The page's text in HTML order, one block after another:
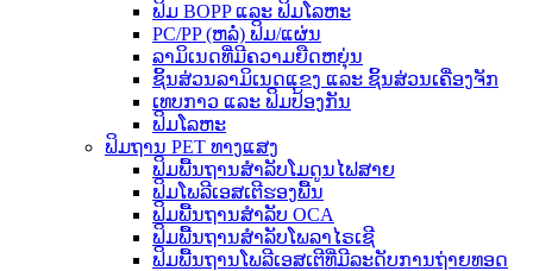
ຟິມ BOPP ແລະ ຟິມໂລຫະ
PC/PP (ຫລໍ່) ຟິມ/ແຜ່ນ
ລາມິເນດທີ່ມີຄວາມຍືດຫຍຸ່ນ
ຊິ້ນສ່ວນລາມິເນດແຂງ ແລະ ຊິ້ນສ່ວນເຄື່ອງຈັກ
ເທບກາວ ແລະ ຟິມປ້ອງກັນ
ຟິມໂລຫະ
ຟິມຖານ PET ທາງແສງ
ຟິມພື້ນຖານສຳລັບໂມດູນໄຟສາຍ
ຟິມໂພລີເອສເຕີຮອງພື້ນ
ຟິມພື້ນຖານສຳລັບ OCA
ຟິມພື້ນຖານສຳລັບໂພລາໄຣເຊີ
ຟິມພື້ນຖານໂພລີເອສເຕີທີ່ມີລະດັບການຖ່າຍທອດ